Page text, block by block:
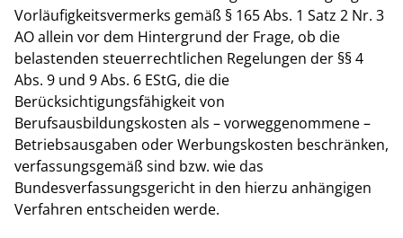
Vorläufigkeitsvermerks gemäß § 165 Abs. 1 Satz 2 Nr. 3
AO allein vor dem Hintergrund der Frage, ob die
belastenden steuerrechtlichen Regelungen der §§ 4
Abs. 9 und 9 Abs. 6 EStG, die die
Berücksichtigungsfähigkeit von
Berufsausbildungskosten als – vorweggenommene –
Betriebsausgaben oder Werbungskosten beschränken,
verfassungsgemäß sind bzw. wie das
Bundesverfassungsgericht in den hierzu anhängigen
Verfahren entscheiden werde.